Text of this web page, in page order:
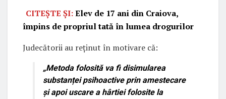
CITEȘTE ȘI:Elev de 17 ani din Craiova,
împins de propriul tată în lumea drogurilor
Judecătorii au reținut în motivare că:
„Metoda folosită va fi disimularea
substanței psihoactive prin amestecare
și apoi uscare a hârtiei folosite la